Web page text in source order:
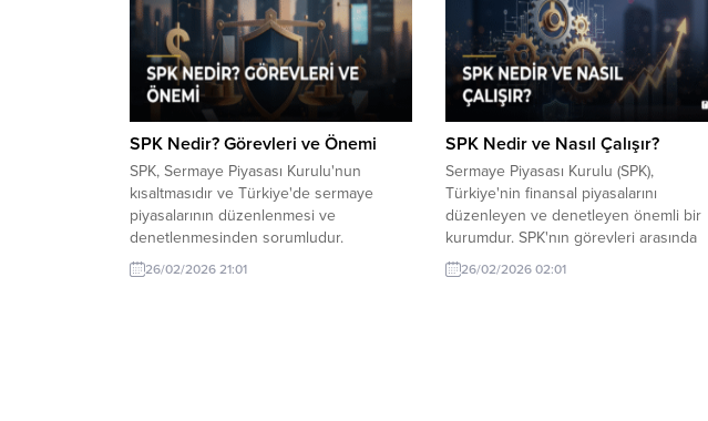
SPK Nedir? Görevleri ve Önemi
SPK, Sermaye Piyasası Kurulu'nun
kısaltmasıdır ve Türkiye'de sermaye
piyasalarının düzenlenmesi ve
denetlenmesinden sorumludur.
26/02/2026 21:01
SPK Nedir ve Nasıl Çalışır?
Sermaye Piyasası Kurulu (SPK),
Türkiye'nin finansal piyasalarını
düzenleyen ve denetleyen önemli bir
kurumdur. SPK'nın görevleri arasında
yatırımcıları korumak ve piyasa düzenini
sağlamak yer alır.
26/02/2026 02:01